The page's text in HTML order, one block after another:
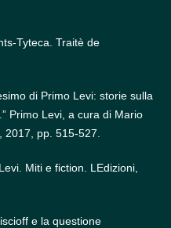
Tyteca. Traitè de
di Primo Levi: storie sulla
Primo Levi, a cura di Mario
pp. 515-527.
Miti e fiction. LEdizioni,
e la questione